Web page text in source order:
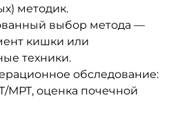
методик.
выбор метода —
кишки или
техники.
обследование:
МРТ, оценка почечной